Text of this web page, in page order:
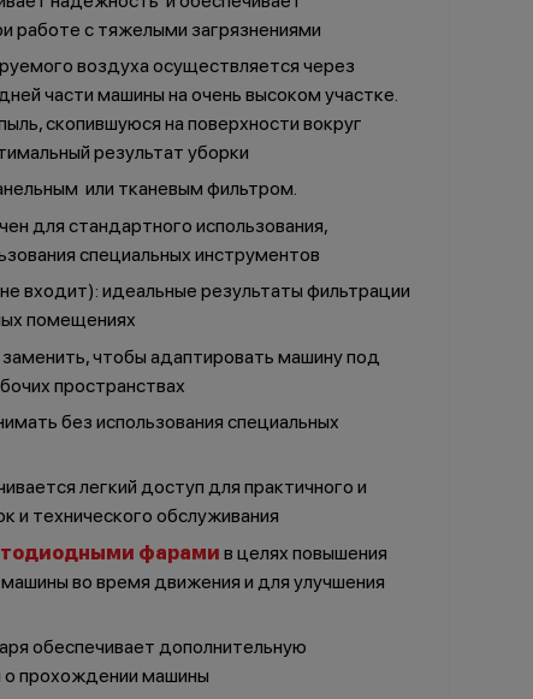
работе с тяжелыми загрязнениями
воздуха осуществляется через
части машины на очень высоком участке.
скопившуюся на поверхности вокруг
результат уборки
или тканевым фильтром.
для стандартного использования,
специальных инструментов
входит): идеальные результаты фильтрации
помещениях
чтобы адаптировать машину под
пространствах
без использования специальных
легкий доступ для практичного и
и технического обслуживания
фарами в целях повышения
во время движения и для улучшения
обеспечивает дополнительную
прохождении машины